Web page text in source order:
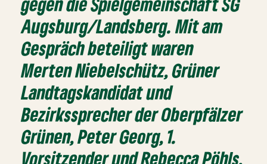
Augsburg/Landsberg. Mit am
Gespräch beteiligt waren
Merten Niebelschütz, Grüner
Landtagskandidat und
Bezirkssprecher der Oberpfälzer
Grünen, Peter Georg, 1.
Vorsitzender und Rebecca Pöhls,